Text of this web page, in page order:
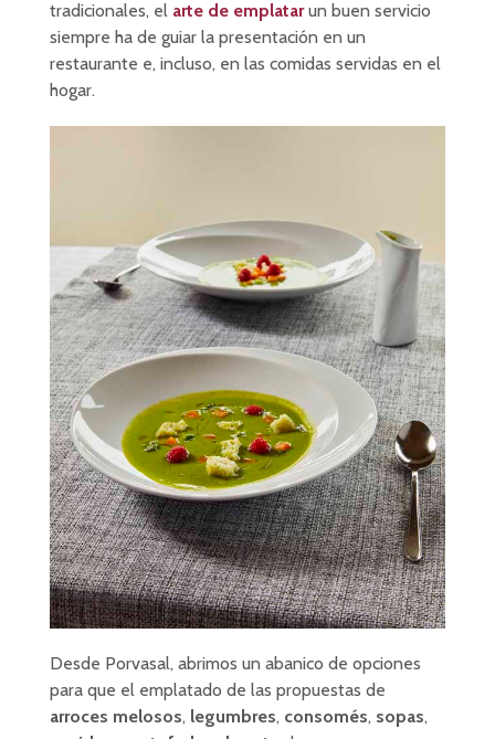
tradicionales, el arte de emplatar un buen servicio
siempre ha de guiar la presentación en un
restaurante e, incluso, en las comidas servidas en el
hogar.
Desde Porvasal, abrimos un abanico de opciones
para que el emplatado de las propuestas de
arroces melosos, legumbres, consomés, sopas,